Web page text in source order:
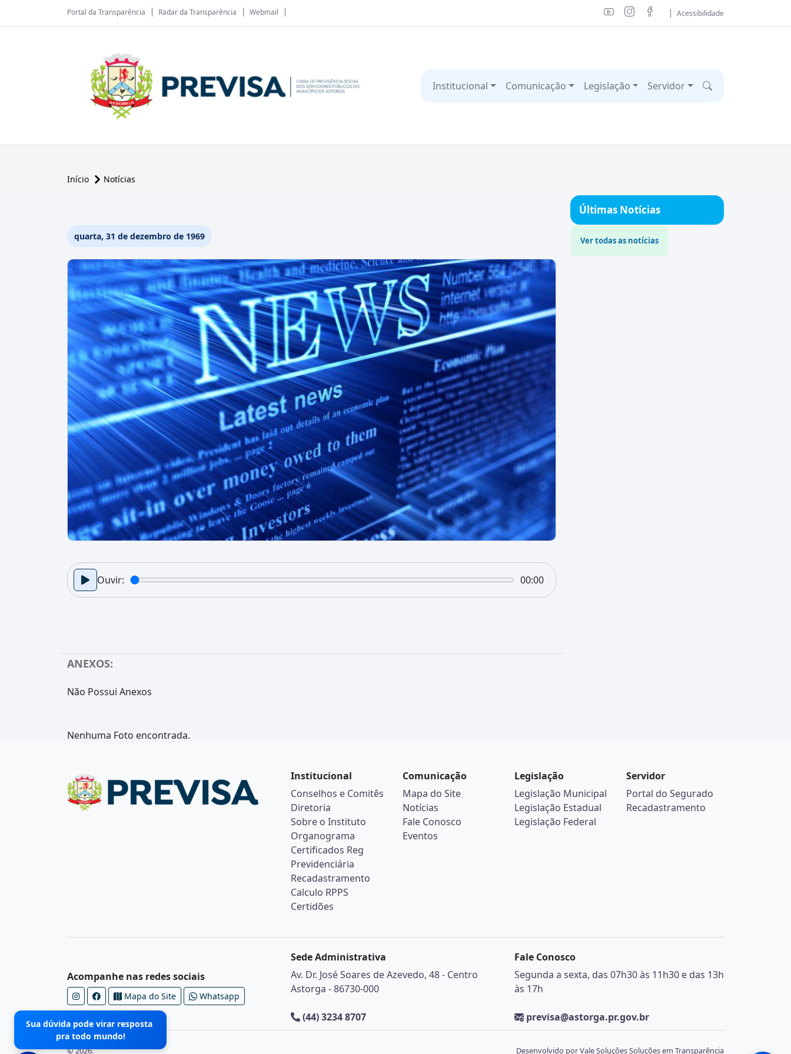
Portal da Transparência Radar da Transparência Webmail Acessibilidade
Institucional Comunicação Legislação Servidor
Início Notícias
quarta, 31 de dezembro de 1969
Ouvir: 00:00
ANEXOS:
Não Possui Anexos
Nenhuma Foto encontrada.
Últimas Notícias
Ver todas as notícias
Institucional
Conselhos e Comitês
Diretoria
Sobre o Instituto
Organograma
Certificados Reg
Previdenciária
Recadastramento
Calculo RPPS
Certidões
Comunicação
Mapa do Site
Notícias
Fale Conosco
Eventos
Legislação
Legislação Municipal
Legislação Estadual
Legislação Federal
Servidor
Portal do Segurado
Recadastramento
Acompanhe nas redes sociais
Mapa do Site Whatsapp
Sede Administrativa
Av. Dr. José Soares de Azevedo, 48 - Centro
Astorga - 86730-000
(44) 3234 8707
Fale Conosco
Segunda a sexta, das 07h30 às 11h30 e das 13h
às 17h
previsa@astorga.pr.gov.br
© 2026. Desenvolvido por Vale Soluções Soluções em Transparência
Sua dúvida pode virar resposta
pra todo mundo!